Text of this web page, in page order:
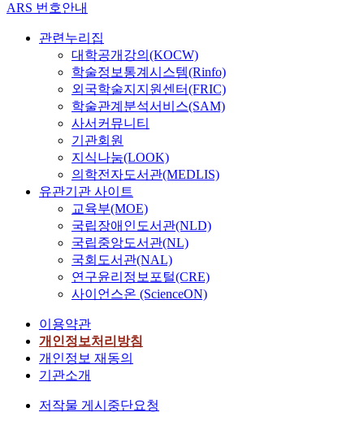
ARS 번호안내
관련누리집
대학공개강의(KOCW)
학술정보통계시스템(Rinfo)
외국학술지지원센터(FRIC)
학술관계분석서비스(SAM)
사서커뮤니티
기관회원
지식나눔(LOOK)
의학전자도서관(MEDLIS)
유관기관 사이트
교육부(MOE)
국립장애인도서관(NLD)
국립중앙도서관(NL)
국회도서관(NAL)
연구윤리정보포털(CRE)
사이언스온 (ScienceON)
이용약관
개인정보처리방침
개인정보 재동의
기관소개
저작물 게시중단요청